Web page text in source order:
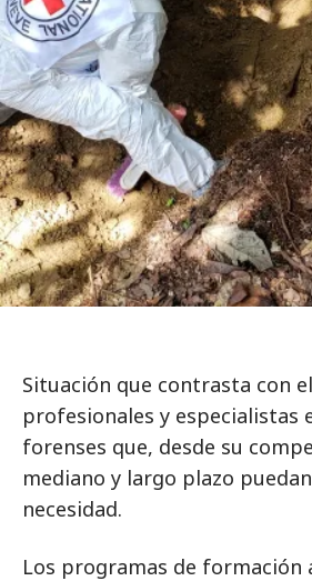
Situación que contrasta con
profesionales y especialistas
forenses que, desde su
mediano y largo plazo
necesidad.
Los programas de formación